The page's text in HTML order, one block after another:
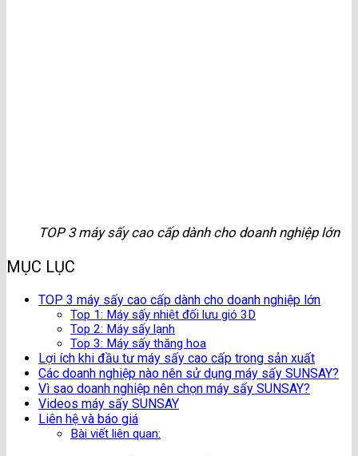
TOP 3 máy sấy cao cấp dành cho doanh nghiệp lớn
MỤC LỤC
TOP 3 máy sấy cao cấp dành cho doanh nghiệp lớn
Top 1: Máy sấy nhiệt đối lưu gió 3D
Top 2: Máy sấy lạnh
Top 3: Máy sấy thăng hoa
Lợi ích khi đầu tư máy sấy cao cấp trong sản xuất
Các doanh nghiệp nào nên sử dụng máy sấy SUNSAY?
Vì sao doanh nghiệp nên chọn máy sấy SUNSAY?
Videos máy sấy SUNSAY
Liên hệ và báo giá
Bài viết liên quan: